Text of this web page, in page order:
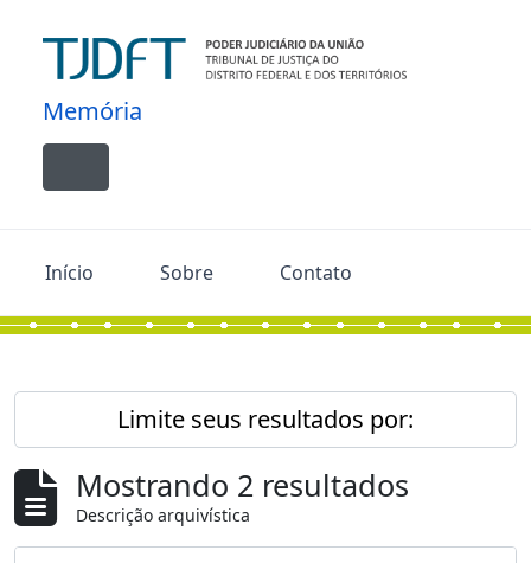
Memória
Toggle navigation
Início Sobre Contato
Limite seus resultados por:
Mostrando 2 resultados
Descrição arquivística